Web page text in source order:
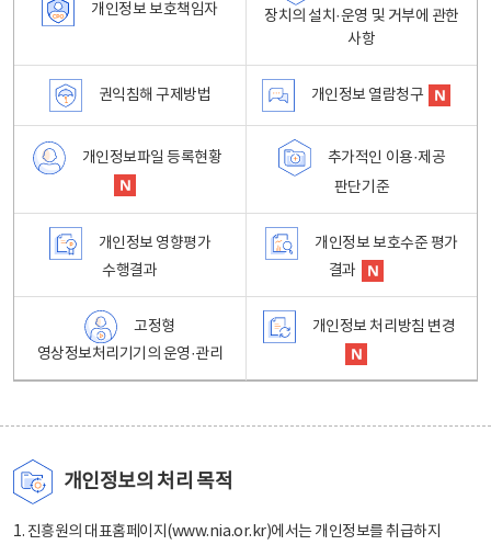
개인정보 보호책임자
장치의 설치·운영 및 거부에 관한
사항
권익침해 구제방법 개인정보 열람청구
개인정보파일 등록현황
추가적인 이용·제공
판단기준
개인정보 영향평가
수행결과
개인정보 보호수준 평가
결과
고정형
영상정보처리기기의 운영·관리
개인정보 처리방침 변경
개인정보의 처리 목적
1. 진흥원의 대표홈페이지(www.nia.or.kr)에서는 개인정보를 취급하지